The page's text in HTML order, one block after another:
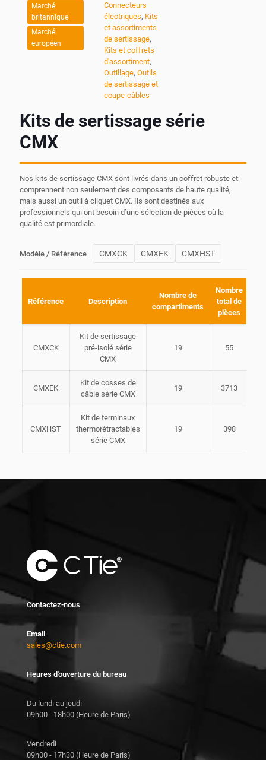
Marché
britannique
Marché
européen
Connecteurs
électriques, Kits
et assortiments
de sertissage,
Kits et coffrets
d'assortiment,
Outillage, Outils
de sertissage et
coupe-câbles
Kits de sertissage série
CMX
Nos kits de sertissage CMX sont livrés dans un coffret robuste et
comprennent non seulement des composants de haute qualité,
mais aussi un outil à cliquet CMX. Ils sont destinés aux
professionnels qui ont besoin d’une sélection de pièces où la
qualité est primordiale.
Modèle / Référence CMXCK CMXEK CMXHST
Référence Description
Nombre de
compartiments
Nombre
total de
pièces
CMXCK
Kit de sertissage
pré-isolé série
CMX
19 55
CMXEK
Kit de cosses de
câble série CMX
19 3713
CMXHST
Kit de terminaux
thermorétractables
série CMX
19 398
Contactez-nous
Email
sales@ctie.com
Heures d'ouverture du bureau
Du lundi au jeudi
09h00 - 18h00 (Heure de Paris)
Vendredi
09h00 - 17h30 (Heure de Paris)